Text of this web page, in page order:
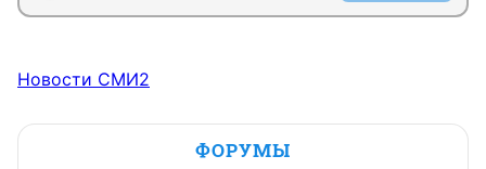
Новости СМИ2
ФОРУМЫ